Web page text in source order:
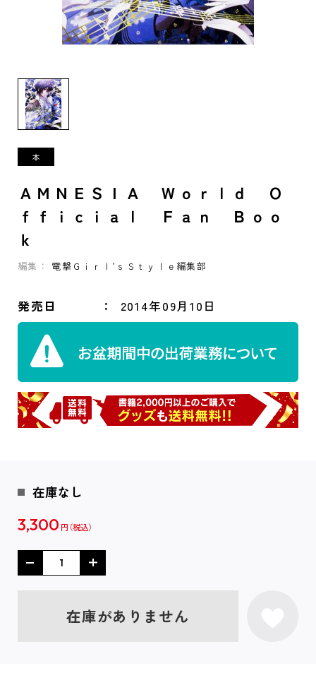
ＡＭＮＥＳＩＡ Ｗｏｒｌｄ Ｏ
ｆｆｉｃｉａｌ Ｆａｎ Ｂｏｏ
ｋ
編集： 電撃Ｇｉｒｌ’ｓＳｔｙｌｅ編集部
発売日 2014年09月10日
在庫なし
3,300 円
在庫がありません